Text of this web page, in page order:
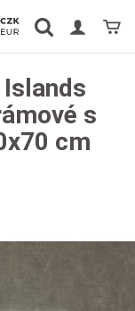
Vyhledávání Košík
s
cm